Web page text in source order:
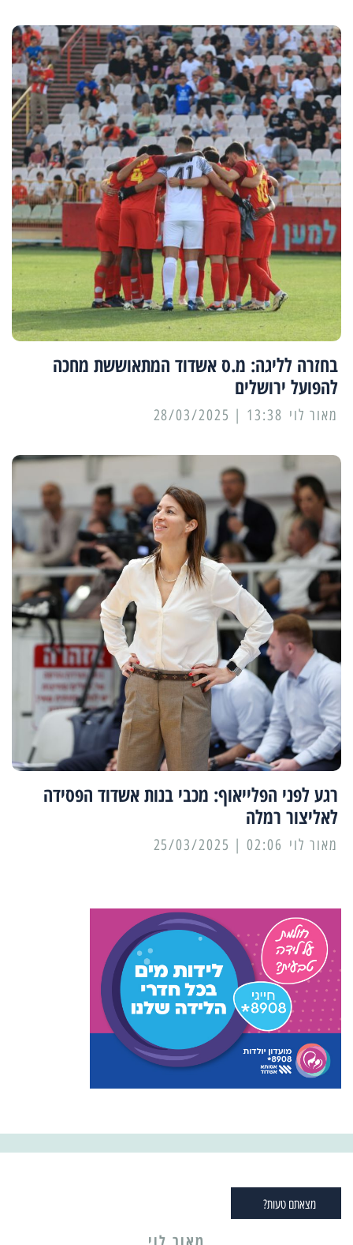
בחזרה לליגה: מ.ס אשדוד המתאוששת מחכה
להפועל ירושלים
מאור לוי 13:38 | 28/03/2025
רגע לפני הפלייאוף: מכבי בנות אשדוד הפסידה
לאליצור רמלה
מאור לוי 02:06 | 25/03/2025
מצאתם טעות?